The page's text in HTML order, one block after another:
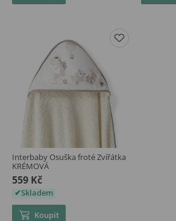
Interbaby Osuška froté Zvířátka
KRÉMOVÁ
559 Kč
Skladem
Koupit